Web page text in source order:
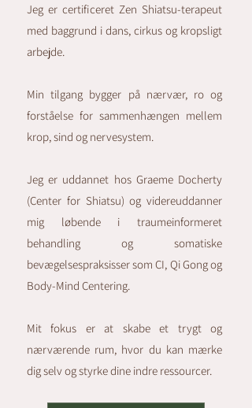
Jeg er certificeret Zen Shiatsu-terapeut
med baggrund i dans, cirkus og kropsligt
arbejde.
Min tilgang bygger på nærvær, ro og
forståelse for sammenhængen mellem
krop, sind og nervesystem.
Jeg er uddannet hos Graeme Docherty
(Center for Shiatsu) og videreuddanner
mig løbende i traumeinformeret
behandling og somatiske
bevægelsespraksisser som CI, Qi Gong og
Body-Mind Centering.
Mit fokus er at skabe et trygt og
nærværende rum, hvor du kan mærke
dig selv og styrke dine indre ressourcer.